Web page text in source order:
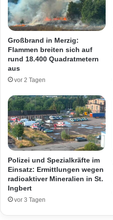
e
a
k
u
e
n
R
e
g
e
l
n
i
m
S
a
t
e
n
p
n
u
n
g
i
n
L
o
s
h
e
i
Großbrand in Merzig:
Flammen breiten sich auf
rund 18.400 Quadratmetern
aus
vor 2 Tagen
Polizei und Spezialkräfte im
Einsatz: Ermittlungen wegen
radioaktiver Mineralien in St.
Ingbert
vor 3 Tagen